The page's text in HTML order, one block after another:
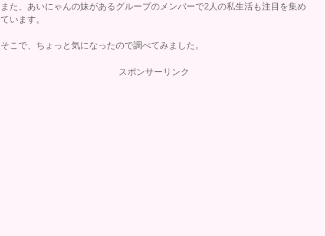
また、あいにゃんの妹があるグループのメンバーで2人の私生活も注目を集め
ています。
そこで、ちょっと気になったので調べてみました。
スポンサーリンク